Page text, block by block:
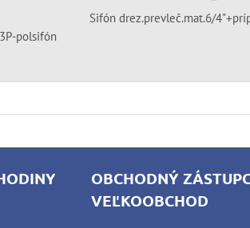
polsifón
Sifón drez.prevleč.mat.6/
OBCHODNÝ
VEĽKOOBCHOD